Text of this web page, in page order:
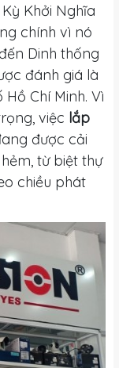
Khởi Nghĩa
chính vì nó
Dinh thống
đánh giá là
Chí Minh. Vì
việc lắp
được cải
từ biệt thự
chiều phát